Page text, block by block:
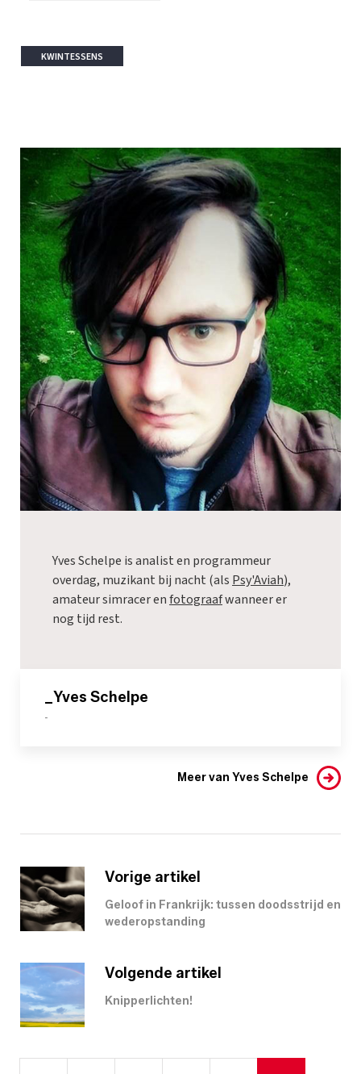
KWINTESSENS
Yves Schelpe is analist en programmeur
overdag, muzikant bij nacht (als Psy'Aviah),
amateur simracer enfotograafwanneer er
nog tijd rest.
_Yves Schelpe
-
Meer van Yves Schelpe
Vorige artikel
Geloof in Frankrijk: tussen doodsstrijd en
wederopstanding
Volgende artikel
Knipperlichten!